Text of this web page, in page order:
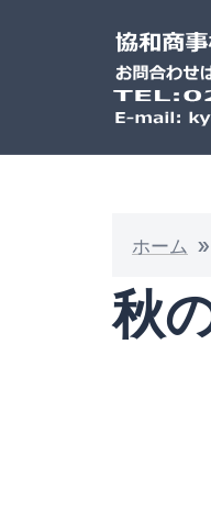
ホーム »
秋